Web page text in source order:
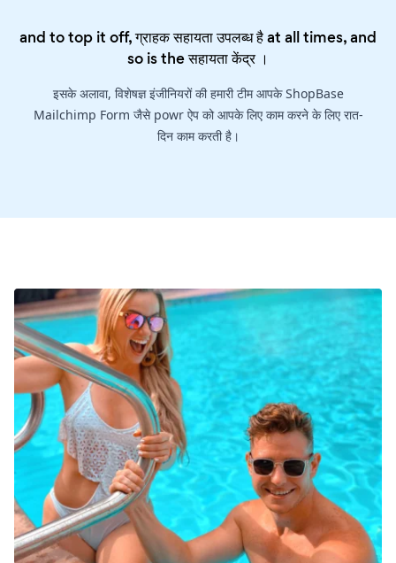
and to top it off, ग्राहक सहायता उपलब्ध है at all times, and
so is theसहायता केंद्र।
इसके अलावा, विशेषज्ञ इंजीनियरों की हमारी टीम आपके ShopBase
Mailchimp Form जैसे powr ऐप को आपके लिए काम करने के लिए रात-
दिन काम करती है।